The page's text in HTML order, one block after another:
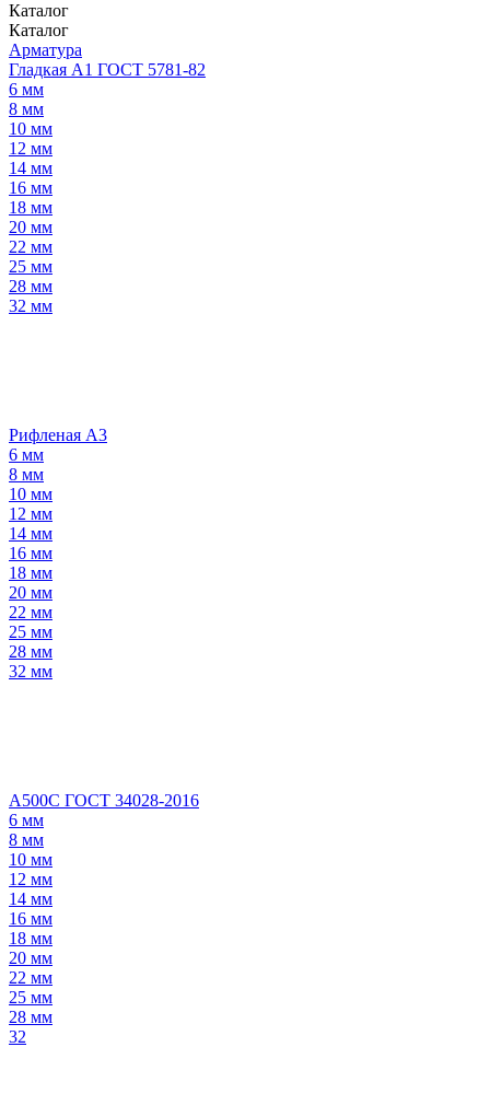
Каталог
Каталог
Арматура
Гладкая А1 ГОСТ 5781-82
6 мм
8 мм
10 мм
12 мм
14 мм
16 мм
18 мм
20 мм
22 мм
25 мм
28 мм
32 мм
Рифленая А3
6 мм
8 мм
10 мм
12 мм
14 мм
16 мм
18 мм
20 мм
22 мм
25 мм
28 мм
32 мм
А500С ГОСТ 34028-2016
6 мм
8 мм
10 мм
12 мм
14 мм
16 мм
18 мм
20 мм
22 мм
25 мм
28 мм
32